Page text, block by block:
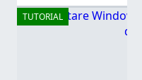
fi oferit o
TUTORIAL